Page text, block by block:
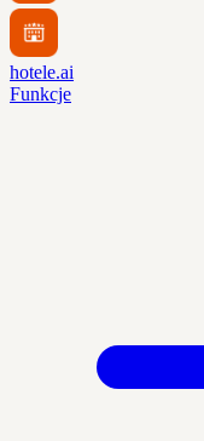
hotele.ai
Funkcje